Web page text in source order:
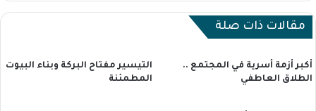
مقالات ذات صلة
أكبر أزمة أسرية في المجتمع ..
الطلاق العاطفي
التيسير مفتاح البركة وبناء البيوت
المطمئنة